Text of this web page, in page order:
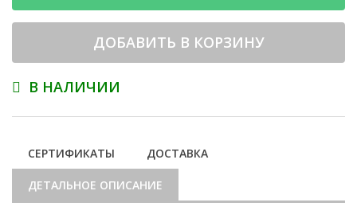
ДОБАВИТЬ В КОРЗИНУ
В НАЛИЧИИ
СЕРТИФИКАТЫ ДОСТАВКА
ДЕТАЛЬНОЕ ОПИСАНИЕ